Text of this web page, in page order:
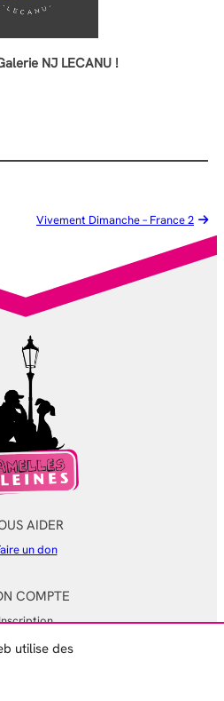
utilise des
NJ LECANU !
Vivement Dimanche – France 2
AIDER
un don
COMPTE
compte
commandes